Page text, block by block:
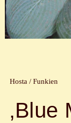
Hosta / Funkien
‚Blue